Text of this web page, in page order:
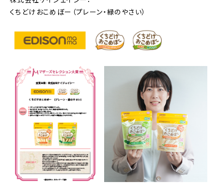
くちどけおこめぼー（プレーン・緑のやさい）